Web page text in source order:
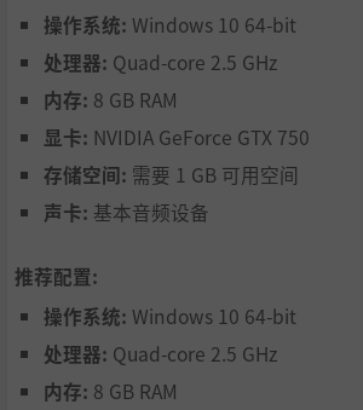
额外特色
每个关卡中整合了视觉提示，在你进
操作系统: Windows 10 64-bit
处理器: Quad-core 2.5 GHz
内存: 8 GB RAM
显卡: NVIDIA GeForce GTX 750
存储空间: 需要 1 GB 可用空间
声卡: 基本音频设备
推荐配置:
操作系统: Windows 10 64-bit
处理器: Quad-core 2.5 GHz
内存: 8 GB RAM